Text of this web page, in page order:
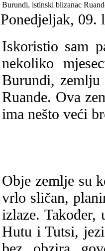
Burundi, istinski blizanac
Ponedjeljak,
Iskoristio sam
nekoliko
Burundi,
Ruande. Ova
ima nešto veći
Obje zemlje su
vrlo sličan,
izlaze. Također,
Hutu i Tutsi,